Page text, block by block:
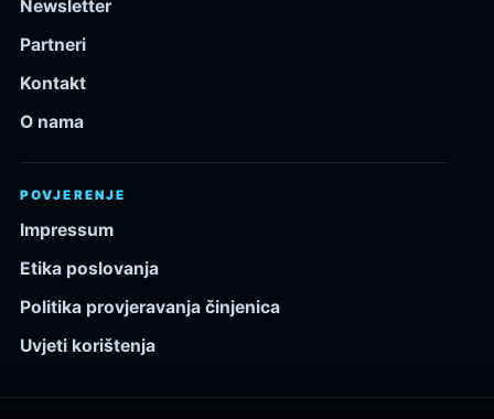
Newsletter
Partneri
Kontakt
O nama
POVJERENJE
Impressum
Etika poslovanja
Politika provjeravanja činjenica
Uvjeti korištenja